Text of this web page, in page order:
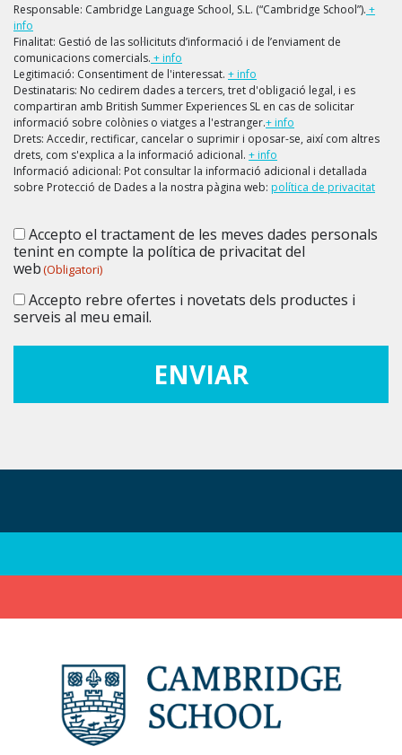
Responsable: Cambridge Language School, S.L. (“Cambridge School”). +
info
Finalitat: Gestió de las sol·licituts d’informació i de l’enviament de
comunicacions comercials. + info
Legitimació: Consentiment de l'interessat. + info
Destinataris: No cedirem dades a tercers, tret d'obligació legal, i es
compartiran amb British Summer Experiences SL en cas de solicitar
informació sobre colònies o viatges a l'estranger.+ info
Drets: Accedir, rectificar, cancelar o suprimir i oposar-se, així com altres
drets, com s'explica a la informació adicional. + info
Informació adicional: Pot consultar la informació adicional i detallada
sobre Protecció de Dades a la nostra pàgina web: política de privacitat
Consentiment(Obligatori)
Accepto el tractament de les meves dades personals
tenint en compte la política de privacitat del
web(Obligatori)
Consentiment
Accepto rebre ofertes i novetats dels productes i
serveis al meu email.
ENVIAR